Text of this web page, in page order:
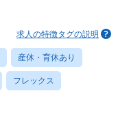
求人の特徴タグの説明
産休・育休あり
フレックス